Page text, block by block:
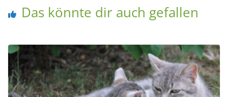
Das könnte dir auch gefallen